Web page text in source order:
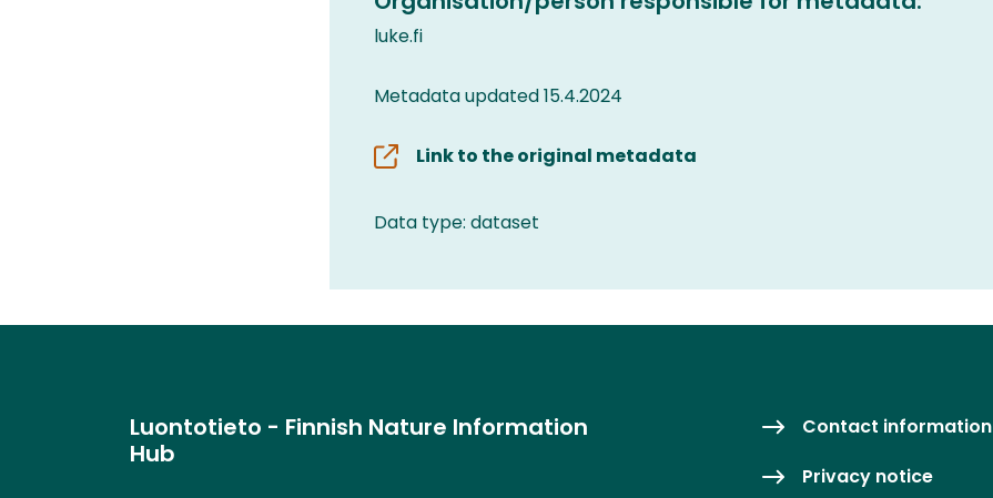
luke.fi
Metadata updated 15.4.2024
Link to the original metadata
Data type: dataset
Luontotieto - Finnish Nature Information
Hub
Contact information
Privacy notice